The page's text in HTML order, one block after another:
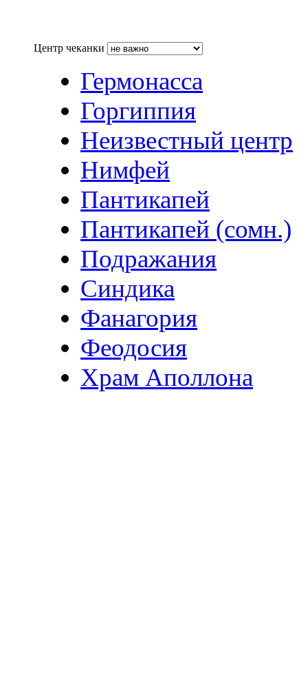
Центр чеканки
Гермонасса
Горгиппия
Неизвестный центр
Нимфей
Пантикапей
Пантикапей (сомн.)
Подражания
Синдика
Фанагория
Феодосия
Храм Аполлона